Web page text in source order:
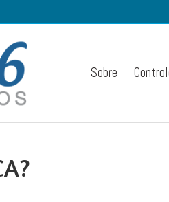
Sobre